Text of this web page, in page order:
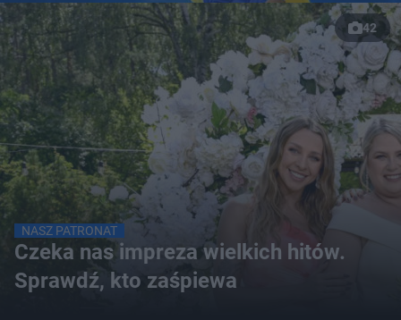
42
NASZ PATRONAT
Czeka nas impreza wielkich hitów.
Sprawdź, kto zaśpiewa